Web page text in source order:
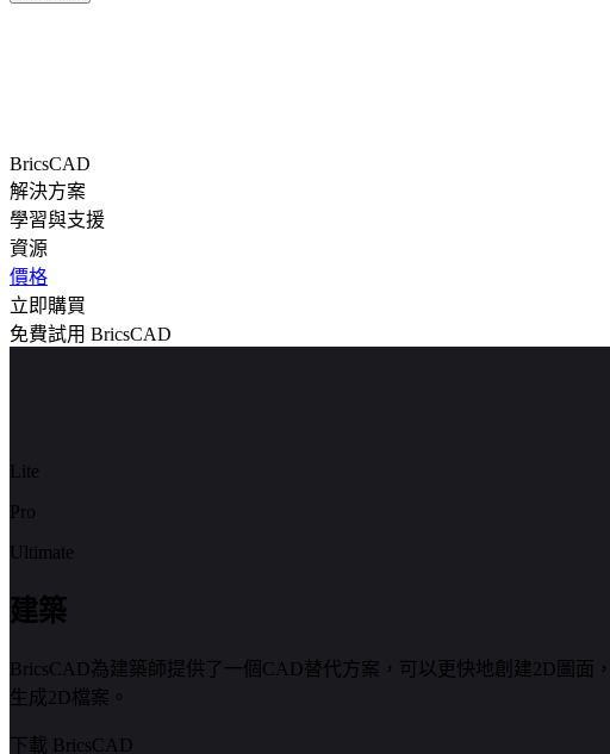
BricsCAD
解決方案
學習與支援
資源
價格
立即購買
免費試用 BricsCAD
Lite
Pro
Ultimate
建築
BricsCAD為建築師提供了一個CAD替代方案，可以更快地創建2D圖
生成2D檔案。
下載 BricsCAD